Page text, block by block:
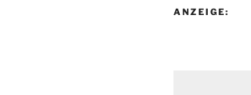
ANZEIGE: